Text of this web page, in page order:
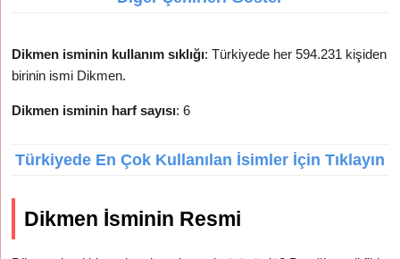
Dikmen isminin kullanım sıklığı: Türkiyede her 594.231 kişiden
birinin ismi Dikmen.
Dikmen isminin harf sayısı: 6
Türkiyede En Çok Kullanılan İsimler İçin Tıklayın
Dikmen İsminin Resmi